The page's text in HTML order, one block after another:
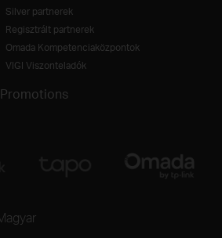
Silver partnerek
Regisztrált partnerek
Omada Kompetenciaközpontok
VIGI Viszonteladók
Promotions